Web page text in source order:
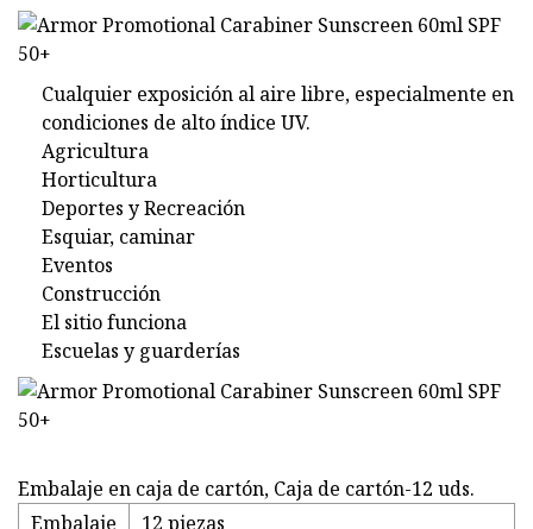
Cualquier exposición al aire libre, especialmente en
condiciones de alto índice UV.
Agricultura
Horticultura
Deportes y Recreación
Esquiar, caminar
Eventos
Construcción
El sitio funciona
Escuelas y guarderías
Embalaje en caja de cartón, Caja de cartón-12 uds.
Embalaje
12 piezas